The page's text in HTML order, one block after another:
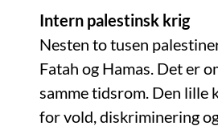
Intern palestinsk krig
Nesten to tusen
Fatah og Hamas. Det er
samme tidsrom. Den lille
for vold, diskriminering